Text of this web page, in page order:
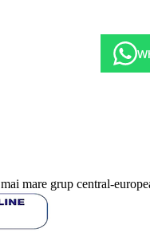
mare grup central-